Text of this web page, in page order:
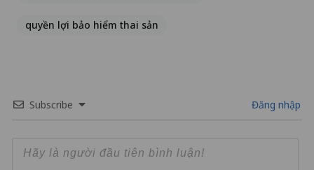
quyền lợi bảo hiểm thai sản
Subscribe Đăng nhập